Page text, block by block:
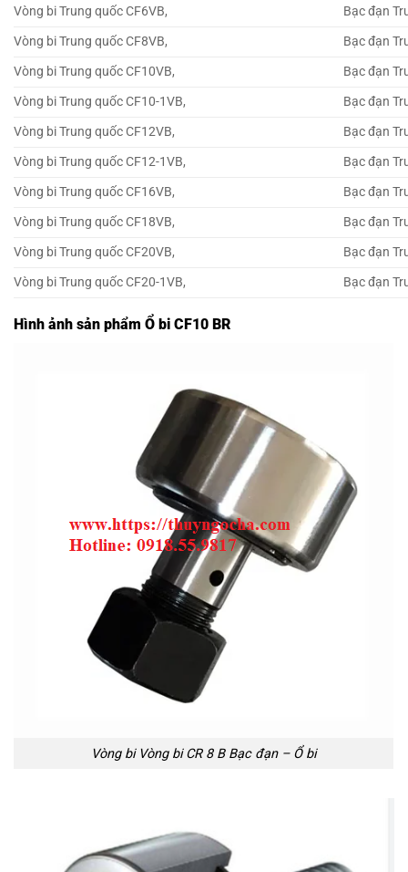
Vòng bi Trung quốc CF6VB,
Bạc đạn
Vòng bi Trung quốc CF8VB,
Bạc đạn
Vòng bi Trung quốc CF10VB,
Bạc đạn
Vòng bi Trung quốc CF10-1VB,
Bạc đạn
Vòng bi Trung quốc CF12VB,
Bạc đạn
Vòng bi Trung quốc CF12-1VB,
Bạc đạn
Vòng bi Trung quốc CF16VB,
Bạc đạn
Vòng bi Trung quốc CF18VB,
Bạc đạn
Vòng bi Trung quốc CF20VB,
Bạc đạn
Vòng bi Trung quốc CF20-1VB,
Bạc đạn
Hình ảnh sản phẩm Ổ bi CF10 BR
Vòng bi Vòng bi CR 8 B Bạc đạn – Ổ bi